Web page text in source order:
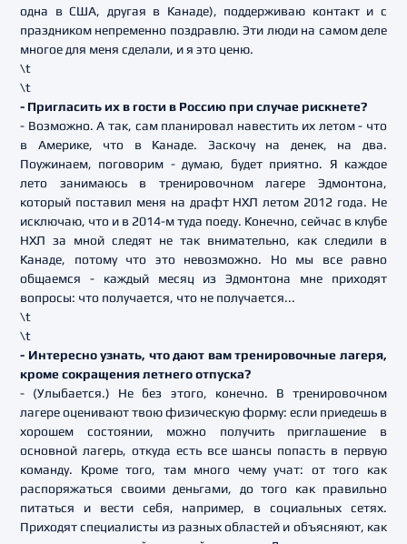
одна в США, другая в Канаде), поддерживаю контакт и с
праздником непременно поздравлю. Эти люди на самом деле
многое для меня сделали, и я это ценю.
\t
\t
- Пригласить их в гости в Россию при случае рискнете?
- Возможно. А так, сам планировал навестить их летом - что
в Америке, что в Канаде. Заскочу на денек, на два.
Поужинаем, поговорим - думаю, будет приятно. Я каждое
лето занимаюсь в тренировочном лагере Эдмонтона,
который поставил меня на драфт НХЛ летом 2012 года. Не
исключаю, что и в 2014-м туда поеду. Конечно, сейчас в клубе
НХЛ за мной следят не так внимательно, как следили в
Канаде, потому что это невозможно. Но мы все равно
общаемся - каждый месяц из Эдмонтона мне приходят
вопросы: что получается, что не получается...
\t
\t
- Интересно узнать, что дают вам тренировочные лагеря,
кроме сокращения летнего отпуска?
- (Улыбается.) Не без этого, конечно. В тренировочном
лагере оценивают твою физическую форму: если приедешь в
хорошем состоянии, можно получить приглашение в
основной лагерь, откуда есть все шансы попасть в первую
команду. Кроме того, там много чему учат: от того как
распоряжаться своими деньгами, до того как правильно
питаться и вести себя, например, в социальных сетях.
Приходят специалисты из разных областей и объясняют, как